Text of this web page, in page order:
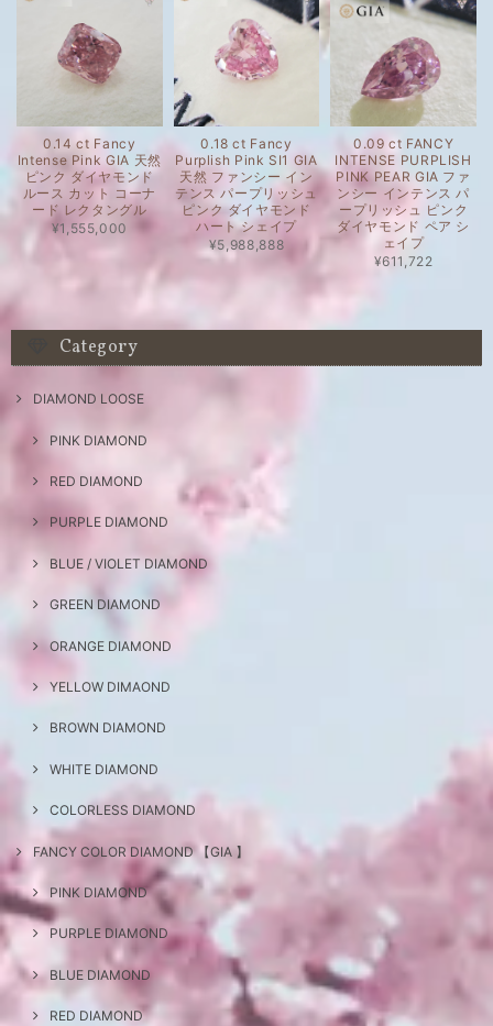
0.14 ct Fancy
Intense Pink GIA 天然
ピンク ダイヤモンド
ルース カット コーナ
ード レクタングル
¥1,555,000
0.18 ct Fancy
Purplish Pink SI1 GIA
天然 ファンシー イン
テンス パープリッシュ
ピンク ダイヤモンド
ハート シェイプ
¥5,988,888
0.09 ct FANCY
INTENSE PURPLISH
PINK PEAR GIA ファ
ンシー インテンス パ
ープリッシュ ピンク
ダイヤモンド ペア シ
ェイプ
¥611,722
Category
DIAMOND LOOSE
PINK DIAMOND
RED DIAMOND
PURPLE DIAMOND
BLUE / VIOLET DIAMOND
GREEN DIAMOND
ORANGE DIAMOND
YELLOW DIMAOND
BROWN DIAMOND
WHITE DIAMOND
COLORLESS DIAMOND
FANCY COLOR DIAMOND 【GIA 】
PINK DIAMOND
PURPLE DIAMOND
BLUE DIAMOND
RED DIAMOND